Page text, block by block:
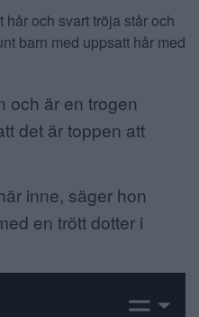
och är en trogen
det är toppen att
inne, säger hon
en trött dotter i